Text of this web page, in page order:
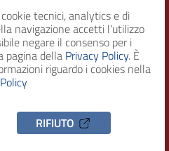
tecnici, analytics e di
navigazione accetti l’utilizzo
negare il consenso per i
pagina della Privacy Policy. È
riguardo i cookies nella
RIFIUTO